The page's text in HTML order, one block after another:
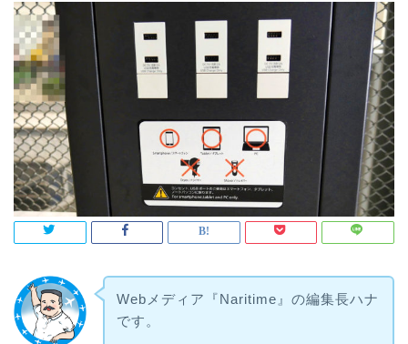
Webメディア『Naritime』の編集長ハナ
です。